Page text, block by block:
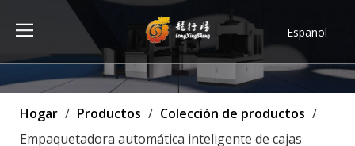
Español
Türk dili
ไทย
Hogar / Productos / Colección de productos /
Empaquetadora automática inteligente de cajas